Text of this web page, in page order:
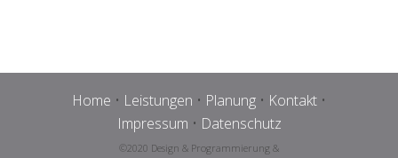
Home • Leistungen • Planung • Kontakt •
Impressum • Datenschutz
©2020 Design & Programmierung &